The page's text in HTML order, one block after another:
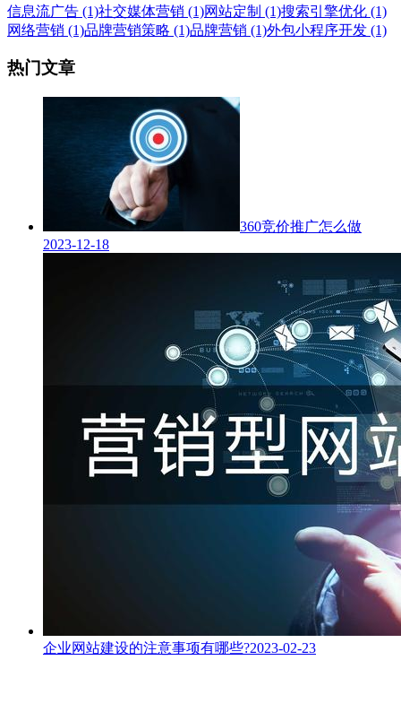
信息流广告 (1)社交媒体营销 (1)网站定制 (1)搜索引擎优化 (1)
网络营销 (1)品牌营销策略 (1)品牌营销 (1)外包小程序开发 (1)
热门文章
360竞价推广怎么做
2023-12-18
企业网站建设的注意事项有哪些?2023-02-23